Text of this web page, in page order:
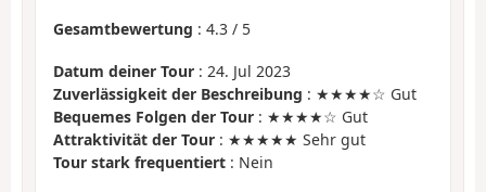
Gesamtbewertung : 4.3 / 5
Datum deiner Tour : 24. Jul 2023
Zuverlässigkeit der Beschreibung : ★★★★☆ Gut
Bequemes Folgen der Tour : ★★★★☆ Gut
Attraktivität der Tour : ★★★★★ Sehr gut
Tour stark frequentiert : Nein